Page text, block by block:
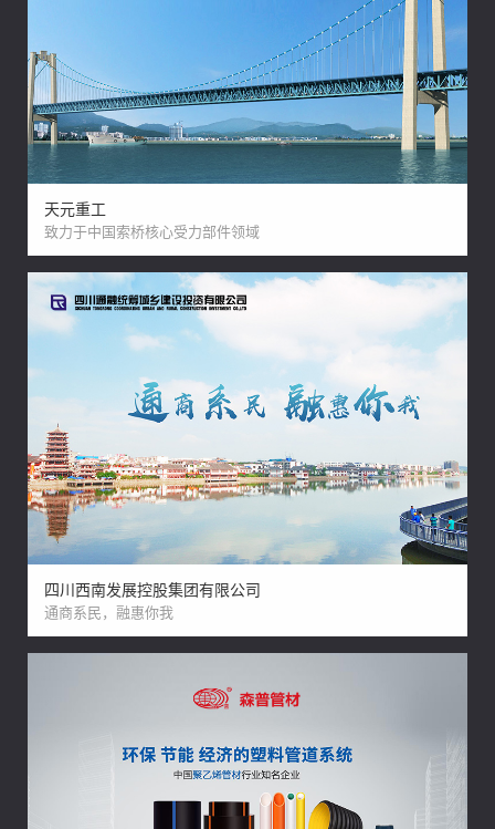
天元重工
致力于中国索桥核心受力部件领域
四川西南发展控股集团有限公司
通商系民，融惠你我